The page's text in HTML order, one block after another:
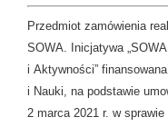
Przedmiot zamówienia
SOWA. Inicjatywa
i Aktywności”
i Nauki, na podstawie
2 marca 2021 r. w